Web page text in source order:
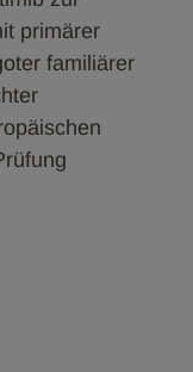
primärer
familiärer